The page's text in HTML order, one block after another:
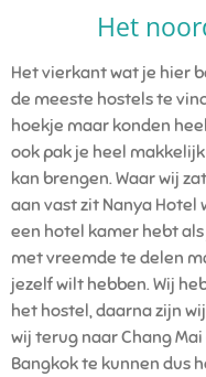
Het
Het vierkant wat je hier
de meeste hostels te
hoekje maar konden
ook pak je heel
kan brengen. Waar wij
aan vast zit Nanya
een hotel kamer hebt
met vreemde te delen
jezelf wilt hebben. Wij
het hostel, daarna zijn
wij terug naar Chang
Bangkok te kunnen dus